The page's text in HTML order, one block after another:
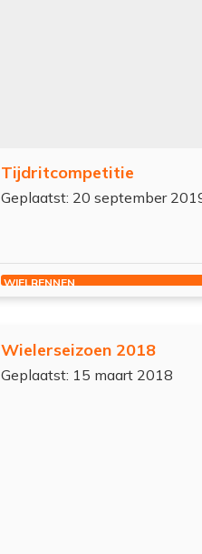
Tijdritcompetitie
Geplaatst: 20 september
WIELRENNEN
Wielerseizoen 2018
Geplaatst: 15 maart 2018